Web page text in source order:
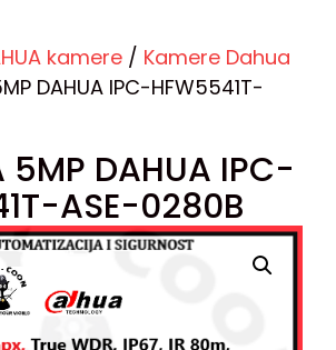
kamere / Kamere Dahua
DAHUA IPC-HFW5541T-
5MP DAHUA IPC-
ASE-0280B